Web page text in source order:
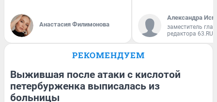
Анастасия Филимонова
Александра
заместитель
редактора 63.RU
РЕКОМЕНДУЕМ
Выжившая после атаки с кислотой
петербурженка выписалась из
больницы